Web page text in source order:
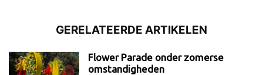
GERELATEERDE ARTIKELEN
Flower Parade onder zomerse
omstandigheden